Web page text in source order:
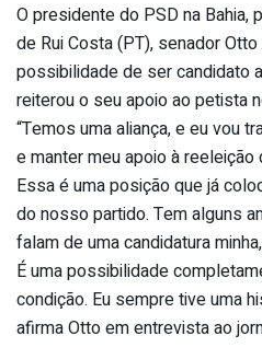
O presidente do PSD na Bahia,
de Rui Costa (PT), senador
possibilidade de ser candidato
reiterou o seu apoio ao petista
“Temos uma aliança, e eu vou
e manter meu apoio à reeleição
Essa é uma posição que já
do nosso partido. Tem alguns
falam de uma candidatura
É uma possibilidade
condição. Eu sempre tive uma
afirma Otto em entrevista ao